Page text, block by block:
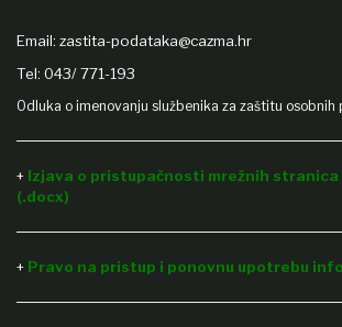
Email: zastita-podataka@cazma.hr
Tel: 043/ 771-193
Odluka o imenovanju službenika za zaštitu
+ Izjava o pristupačnosti mrežnih stranica
(.docx)
+ Pravo na pristup i ponovnu upotrebu